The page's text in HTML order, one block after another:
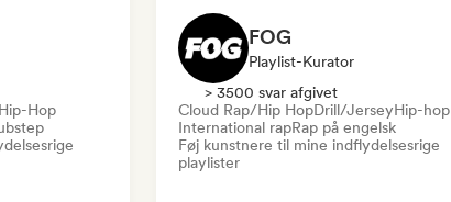
Hop
FOG
Playlist-Kurator
> 3500 svar afgivet
Cloud Rap/Hip HopDrill/JerseyHip-hop
International rapRap på engelsk
Føj kunstnere til mine indflydelsesrige
playlister